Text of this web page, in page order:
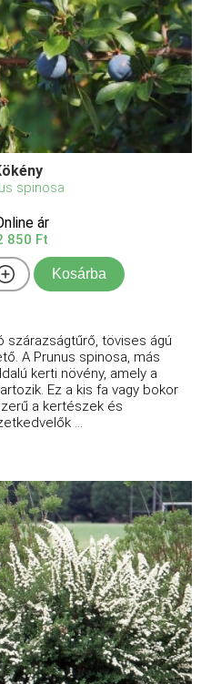
spinosa
ár
850 Ft
Kosárba
szárazságtűrő, tövises ágú
A Prunus spinosa, más
kerti növény, amely a
Ez a kis fa vagy bokor
a kertészek és
...